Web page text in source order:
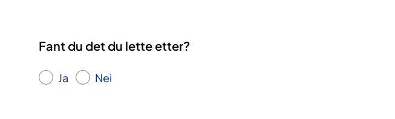
Fant du det du lette etter?
Ja Nei